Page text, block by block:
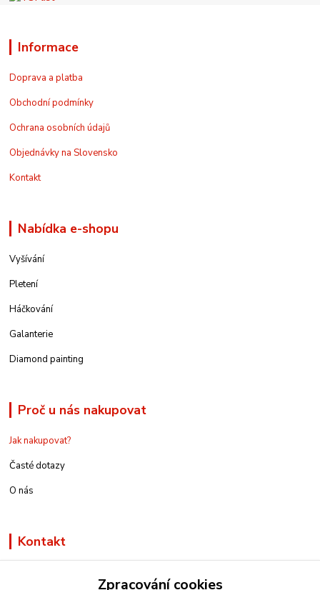
Informace
Doprava a platba
Obchodní podmínky
Ochrana osobních údajů
Objednávky na Slovensko
Kontakt
Nabídka e-shopu
Vyšívání
Pletení
Háčkování
Galanterie
Diamond painting
Proč u nás nakupovat
Jak nakupovat?
Časté dotazy
O nás
Kontakt
Zpracování cookies